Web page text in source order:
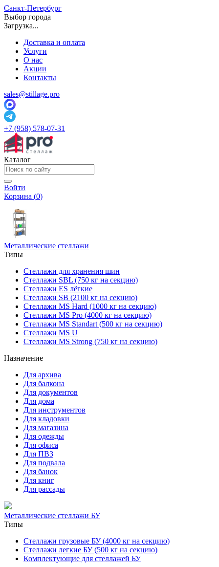
Санкт-Петербург
Выбор города
Загрузка...
Доставка и оплата
Услуги
О нас
Акции
Контакты
sales@stillage.pro
+7 (958) 578-07-31
Каталог
Войти
Корзина (0)
Металлические стеллажи
Типы
Стеллажи для хранения шин
Стеллажи SBL (750 кг на секцию)
Стеллажи ES лёгкие
Стеллажи SB (2100 кг на секцию)
Стеллажи MS Hard (1000 кг на секцию)
Стеллажи MS Pro (4000 кг на секцию)
Стеллажи MS Standart (500 кг на секцию)
Стеллажи MS U
Стеллажи MS Strong (750 кг на секцию)
Назначение
Для архива
Для балкона
Для документов
Для дома
Для инструментов
Для кладовки
Для магазина
Для одежды
Для офиса
Для ПВЗ
Для подвала
Для банок
Для книг
Для рассады
Металлические стеллажи БУ
Типы
Стеллажи грузовые БУ (4000 кг на секцию)
Стеллажи легкие БУ (500 кг на секцию)
Комплектующие для стеллажей БУ